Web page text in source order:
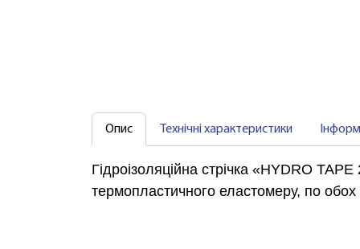
Опис Технічні характеристики
Гідроізоляційна стрічка «HYDRO
термопластичного еластомеру, по обох